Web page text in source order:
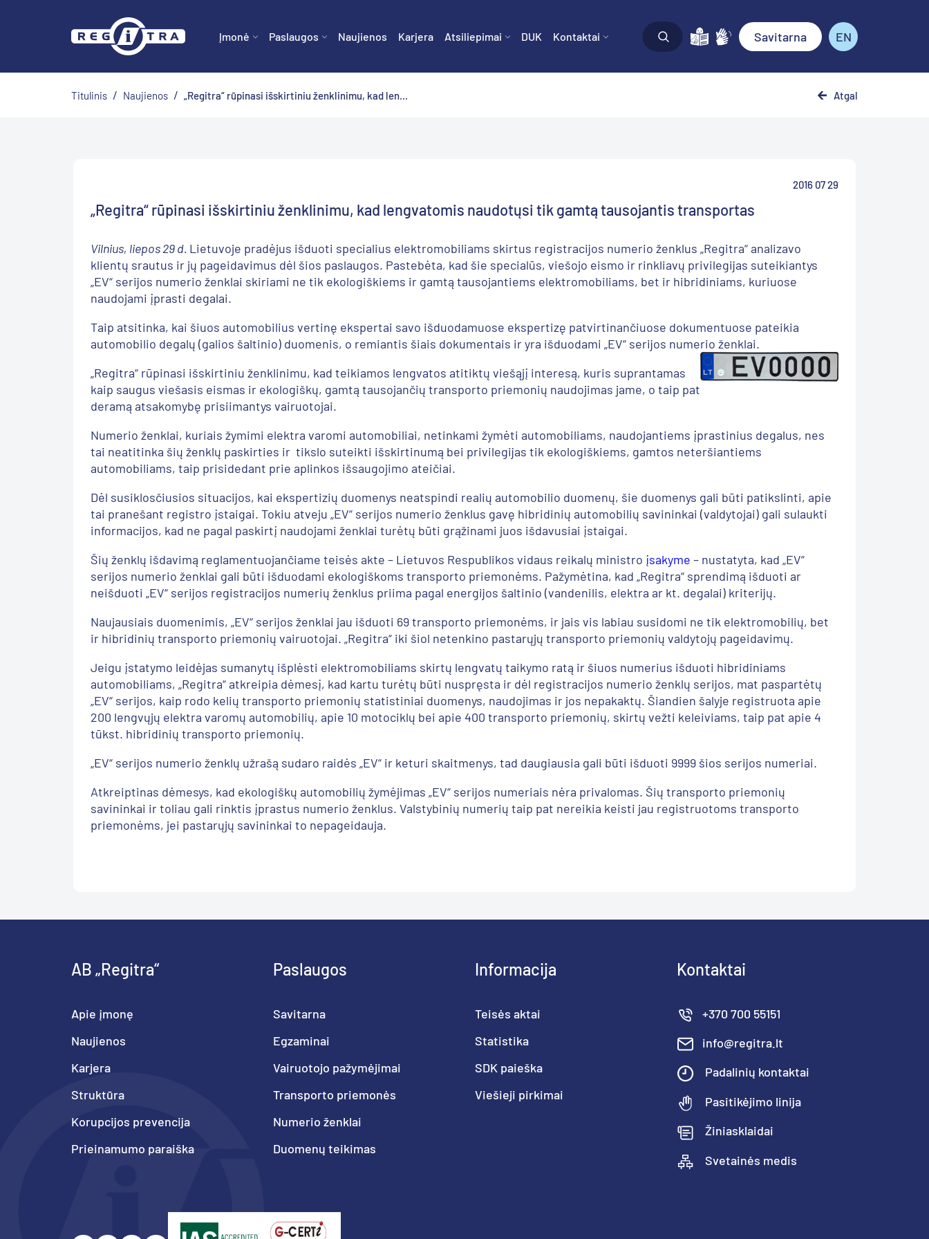
Įmonė Paslaugos Naujienos Karjera Atsiliepimai DUK Kontaktai Savitarna EN
Titulinis / Naujienos / „Regitra“ rūpinasi išskirtiniu ženklinimu, kad len... Atgal
2016 07 29
„Regitra“ rūpinasi išskirtiniu ženklinimu, kad lengvatomis naudotųsi tik gamtą tausojantis transportas
Vilnius, liepos 29 d. Lietuvoje pradėjus išduoti specialius elektromobiliams skirtus registracijos numerio ženklus „Regitra“ analizavo
klientų srautus ir jų pageidavimus dėl šios paslaugos. Pastebėta, kad šie specialūs, viešojo eismo ir rinkliavų privilegijas suteikiantys
„EV“ serijos numerio ženklai skiriami ne tik ekologiškiems ir gamtą tausojantiems elektromobiliams, bet ir hibridiniams, kuriuose
naudojami įprasti degalai.
Taip atsitinka, kai šiuos automobilius vertinę ekspertai savo išduodamuose ekspertizę patvirtinančiuose dokumentuose pateikia
automobilio degalų (galios šaltinio) duomenis, o remiantis šiais dokumentais ir yra išduodami „EV“ serijos numerio ženklai.
„Regitra“ rūpinasi išskirtiniu ženklinimu, kad teikiamos lengvatos atitiktų viešąjį interesą, kuris suprantamas
kaip saugus viešasis eismas ir ekologiškų, gamtą tausojančių transporto priemonių naudojimas jame, o taip pat
deramą atsakomybę prisiimantys vairuotojai.
Numerio ženklai, kuriais žymimi elektra varomi automobiliai, netinkami žymėti automobiliams, naudojantiems įprastinius degalus, nes
tai neatitinka šių ženklų paskirties ir tikslo suteikti išskirtinumą bei privilegijas tik ekologiškiems, gamtos neteršiantiems
automobiliams, taip prisidedant prie aplinkos išsaugojimo ateičiai.
Dėl susiklosčiusios situacijos, kai ekspertizių duomenys neatspindi realių automobilio duomenų, šie duomenys gali būti patikslinti, apie
tai pranešant registro įstaigai. Tokiu atveju „EV“ serijos numerio ženklus gavę hibridinių automobilių savininkai (valdytojai) gali sulaukti
informacijos, kad ne pagal paskirtį naudojami ženklai turėtų būti grąžinami juos išdavusiai įstaigai.
Šių ženklų išdavimą reglamentuojančiame teisės akte – Lietuvos Respublikos vidaus reikalų ministro įsakyme – nustatyta, kad „EV“
serijos numerio ženklai gali būti išduodami ekologiškoms transporto priemonėms. Pažymėtina, kad „Regitra“ sprendimą išduoti ar
neišduoti „EV“ serijos registracijos numerių ženklus priima pagal energijos šaltinio (vandenilis, elektra ar kt. degalai) kriterijų.
Naujausiais duomenimis, „EV“ serijos ženklai jau išduoti 69 transporto priemonėms, ir jais vis labiau susidomi ne tik elektromobilių, bet
ir hibridinių transporto priemonių vairuotojai. „Regitra“ iki šiol netenkino pastarųjų transporto priemonių valdytojų pageidavimų.
Jeigu įstatymo leidėjas sumanytų išplėsti elektromobiliams skirtų lengvatų taikymo ratą ir šiuos numerius išduoti hibridiniams
automobiliams, „Regitra“ atkreipia dėmesį, kad kartu turėtų būti nuspręsta ir dėl registracijos numerio ženklų serijos, mat paspartėtų
„EV“ serijos, kaip rodo kelių transporto priemonių statistiniai duomenys, naudojimas ir jos nepakaktų. Šiandien šalyje registruota apie
200 lengvųjų elektra varomų automobilių, apie 10 motociklų bei apie 400 transporto priemonių, skirtų vežti keleiviams, taip pat apie 4
tūkst. hibridinių transporto priemonių.
„EV“ serijos numerio ženklų užrašą sudaro raidės „EV“ ir keturi skaitmenys, tad daugiausia gali būti išduoti 9999 šios serijos numeriai.
Atkreiptinas dėmesys, kad ekologiškų automobilių žymėjimas „EV“ serijos numeriais nėra privalomas. Šių transporto priemonių
savininkai ir toliau gali rinktis įprastus numerio ženklus. Valstybinių numerių taip pat nereikia keisti jau registruotoms transporto
priemonėms, jei pastarųjų savininkai to nepageidauja.
AB „Regitra“
Apie įmonę
Naujienos
Karjera
Struktūra
Korupcijos prevencija
Prieinamumo paraiška
Paslaugos
Savitarna
Egzaminai
Vairuotojo pažymėjimai
Transporto priemonės
Numerio ženklai
Duomenų teikimas
Informacija
Teisės aktai
Statistika
SDK paieška
Viešieji pirkimai
Kontaktai
+370 700 55151
info@regitra.lt
Padalinių kontaktai
Pasitikėjimo linija
Žiniasklaidai
Svetainės medis